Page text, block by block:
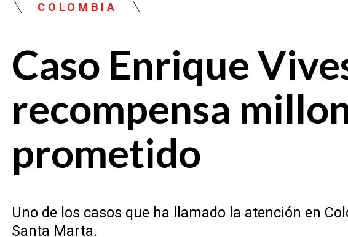
COLOMBIA
Caso Enrique
recompensa
prometido
Uno de los casos que ha llamado la atención en
Santa Marta.